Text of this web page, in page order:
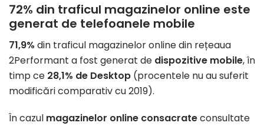
72% din traficul magazinelor online este
generat de telefoanele mobile
71,9% din traficul magazinelor online din rețeaua
2Performant a fost generat de dispozitive mobile, în
timp ce 28,1% de Desktop (procentele nu au suferit
modificări comparativ cu 2019).
În cazul magazinelor online consacrateconsultate